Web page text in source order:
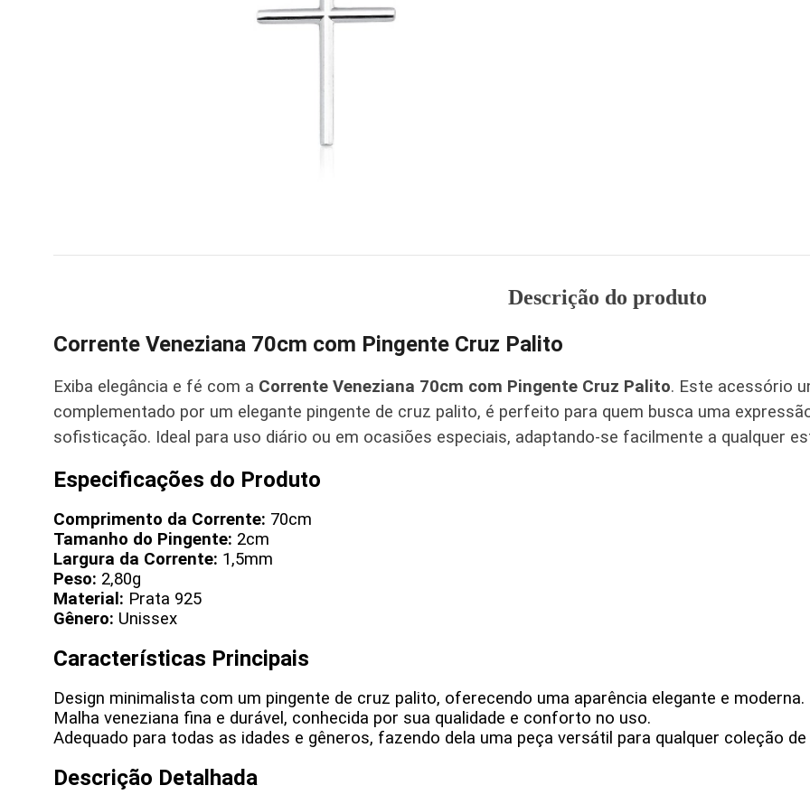
Descrição do produto
Corrente Veneziana 70cm com Pingente Cruz Palito
Exiba elegância e fé com a Corrente Veneziana 70cm com Pingente Cruz Palito. Este acessório
complementado por um elegante pingente de cruz palito, é perfeito para quem busca uma
sofisticação. Ideal para uso diário ou em ocasiões especiais, adaptando-se facilmente a qualquer
Especificações do Produto
Comprimento da Corrente: 70cm
Tamanho do Pingente: 2cm
Largura da Corrente: 1,5mm
Peso: 2,80g
Material: Prata 925
Gênero: Unissex
Características Principais
Design minimalista com um pingente de cruz palito, oferecendo uma aparência elegante e moderna.
Malha veneziana fina e durável, conhecida por sua qualidade e conforto no uso.
Adequado para todas as idades e gêneros, fazendo dela uma peça versátil para qualquer coleção de
Descrição Detalhada